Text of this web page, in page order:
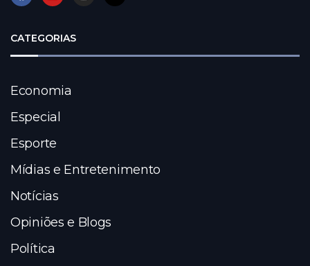
CATEGORIAS
Economia
Especial
Esporte
Mídias e Entretenimento
Notícias
Opiniões e Blogs
Política